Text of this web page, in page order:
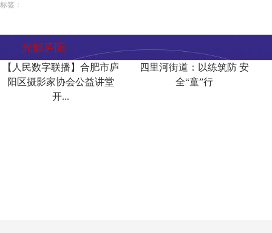
标签：
光影庐阳
【人民数字联播】合肥市庐
阳区摄影家协会公益讲堂
开...
四里河街道：以练筑防 安
全“童”行